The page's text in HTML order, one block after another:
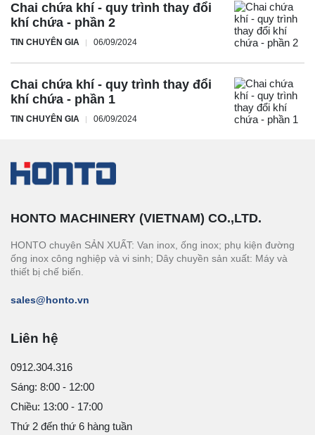
Chai chứa khí - quy trình thay đổi
khí chứa - phần 2
TIN CHUYÊN GIA 06/09/2024
Chai chứa khí - quy trình thay đổi
khí chứa - phần 1
TIN CHUYÊN GIA 06/09/2024
HONTO MACHINERY (VIETNAM) CO.,LTD.
HONTO chuyên SẢN XUẤT: Van inox, ống inox; phụ kiện đường
ống inox công nghiệp và vi sinh; Dây chuyền sản xuất: Máy và
thiết bị chế biến.
sales@honto.vn
Liên hệ
0912.304.316
Sáng: 8:00 - 12:00
Chiều: 13:00 - 17:00
Thứ 2 đến thứ 6 hàng tuần